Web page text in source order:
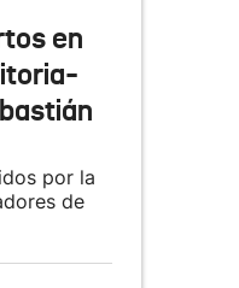
en
por la
de